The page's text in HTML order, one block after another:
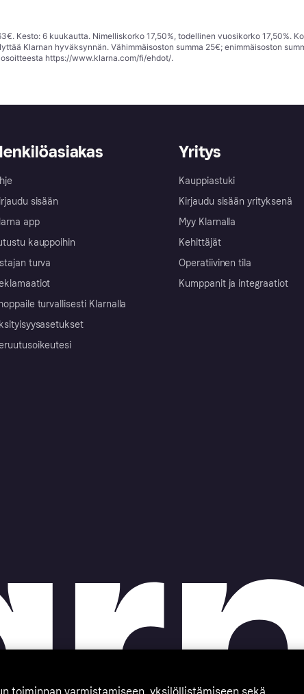
Kesto: 6 kuukautta. Nimelliskorko 17,50%, todellinen vuosikorko 17,50%.
Klarnan hyväksynnän. Vähimmäisoston summa 25€; enimmäisoston
https://www.klarna.com/fi/ehdot/.
sisään
app
kauppoihin
turva
turvallisesti Klarnalla
Yritys
Kauppiastuki
Kirjaudu sisään yrityksenä
Myy Klarnalla
Kehittäjät
Operatiivinen tila
Kumppanit ja integraatiot